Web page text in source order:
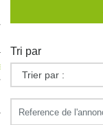
à NESTOR
Tri par